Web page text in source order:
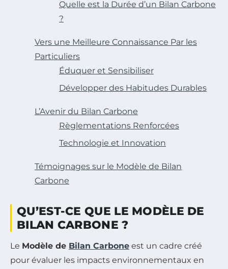
Quelle est la Durée d’un Bilan Carbone
?
Vers une Meilleure Connaissance Par les
Particuliers
Éduquer et Sensibiliser
Développer des Habitudes Durables
L’Avenir du Bilan Carbone
Règlementations Renforcées
Technologie et Innovation
Témoignages sur le Modèle de Bilan
Carbone
QU’EST-CE QUE LE MODÈLE DE
BILAN CARBONE ?
Le Modèle de Bilan Carbone est un cadre créé
pour évaluer les impacts environnementaux en